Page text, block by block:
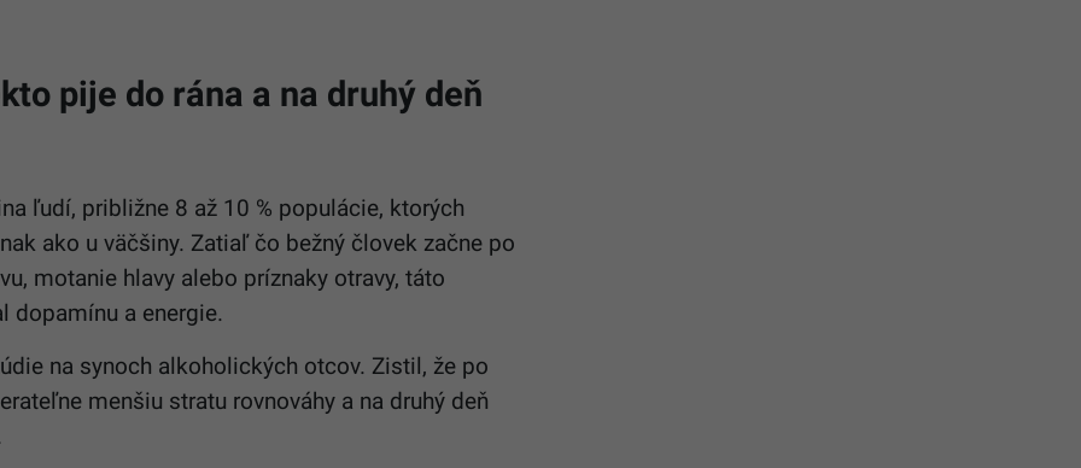
pije do rána a na druhý deň
ľudí, približne 8 až 10 % populácie, ktorých
ako u väčšiny. Zatiaľ čo bežný človek začne po
motanie hlavy alebo príznaky otravy, táto
dopamínu a energie.
na synoch alkoholických otcov. Zistil, že po
menšiu stratu rovnováhy a na druhý deň